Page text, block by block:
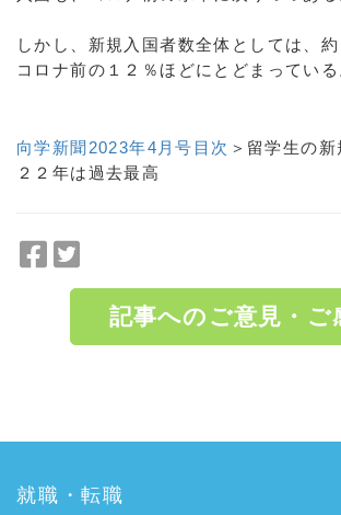
しかし、新規入国者数全体としては、約
コロナ前の１２％ほどにとどまっている
向学新聞2023年4月号目次 ＞留学生の
２２年は過去最高
ェ
t
ア
記事へのご意見・ご
就職・転職